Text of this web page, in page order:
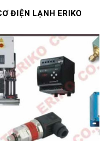
ĐIỆN LẠNH ERIKO